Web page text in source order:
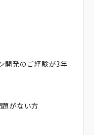
開発のご経験が3年
題がない方